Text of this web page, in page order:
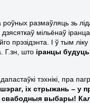
роўных размаўляць зь
мільёнаў
прэзідэнта. І ў тым
Г.зн, што іранцы
тэхнікі, пра
іх стрыжань – у
свабодныя выбары!